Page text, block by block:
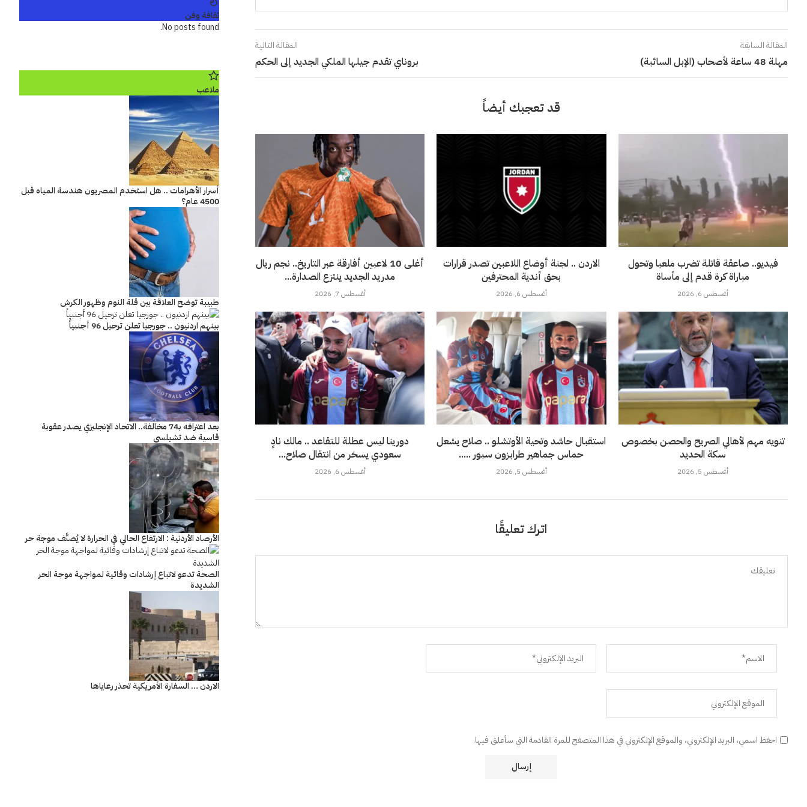
المقالة السابقة
مهلة 48 ساعة لأصحاب (الإبل السائبة)
المقالة التالية
بروناي تقدم جيلها الملكي الجديد إلى الحكم
قد تعجبك أيضاً
أغلى 10 لاعبين أفارقة عبر التاريخ.. نجم ريال
مدريد الجديد ينتزع الصدارة...
أغسطس 7, 2026
الاردن .. لجنة أوضاع اللاعبين تصدر قرارات
بحق أندية المحترفين
أغسطس 6, 2026
فيديو.. صاعقة قاتلة تضرب ملعبا وتحول
مباراة كرة قدم إلى مأساة
أغسطس 6, 2026
دورينا ليس عطلة للتقاعد .. مالك نادٍ
سعودي يسخر من انتقال صلاح...
أغسطس 6, 2026
استقبال حاشد وتحية الأوتشلو .. صلاح يشعل
حماس جماهير طرابزون سبور .....
أغسطس 5, 2026
تنويه مهم لأهالي الصريح والحصن بخصوص
سكة الحديد
أغسطس 5, 2026
اترك تعليقًا
احفظ اسمي، البريد الإلكتروني، والموقع الإلكتروني في هذا المتصفح للمرة القادمة التي سأعلق فيها.
ثقافة وفن
No posts found.
ملاعب
أسرار الأهرامات .. هل استخدم المصريون هندسة المياه قبل
4500 عام؟
طبيبة توضح العلاقة بين قلة النوم وظهور الكرش
بينهم اردنيون .. جورجيا تعلن ترحيل 96 أجنبياً
بعد اعترافه بـ74 مخالفة.. الاتحاد الإنجليزي يصدر عقوبة
قاسية ضد تشيلسي
الأرصاد الأردنية : الارتفاع الحالي في الحرارة لا يُصنَّف موجة حر
الصحة تدعو لاتباع إرشادات وقائية لمواجهة موجة الحر
الشديدة
الاردن … السفارة الأمريكية تحذر رعاياها